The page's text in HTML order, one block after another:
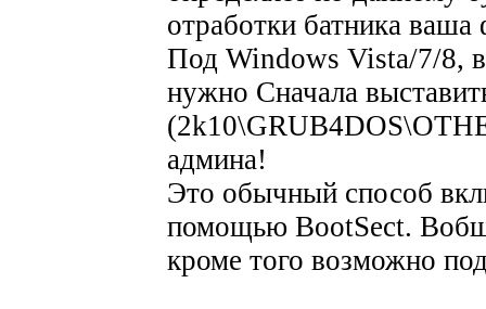
отработки батника
Под Windows Vista/7/8, в
нужно Сначала
админа!
Это обычный способ
помощью BootSect.
кроме того возможно